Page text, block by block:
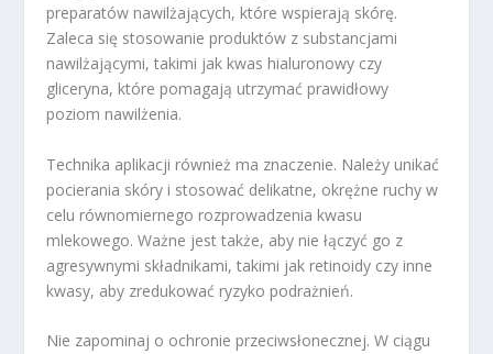
preparatów nawilżających, które wspierają skórę.
Zaleca się stosowanie produktów z substancjami
nawilżającymi, takimi jak kwas hialuronowy czy
gliceryna, które pomagają utrzymać prawidłowy
poziom nawilżenia.
Technika aplikacji również ma znaczenie. Należy unikać
pocierania skóry i stosować delikatne, okrężne ruchy w
celu równomiernego rozprowadzenia kwasu
mlekowego. Ważne jest także, aby nie łączyć go z
agresywnymi składnikami, takimi jak retinoidy czy inne
kwasy, aby zredukować ryzyko podrażnień.
Nie zapominaj o ochronie przeciwsłonecznej. W ciągu